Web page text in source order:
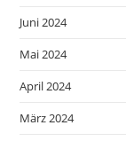
Juni 2024
Mai 2024
April 2024
März 2024